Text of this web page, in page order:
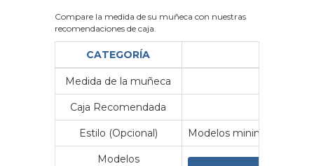
Compare la medida de su muñeca con nuestras
recomendaciones de caja.
CATEGORÍA
Medida de la muñeca
Caja Recomendada
Estilo (Opcional) Modelos minimalistas y
Modelos